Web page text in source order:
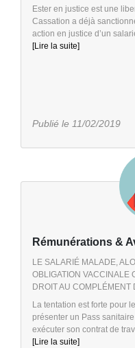
Ester en justice est une
Cassation a déjà
action en justice d’un
[Lire la suite]
Publié le 11/02/2019
Rémunérations &
LE SALARIÉ MALADE,
OBLIGATION VACCINALE
DROIT AU COMPLÉMENT
La tentation est forte pour
présenter un Pass
exécuter son contrat de
[Lire la suite]